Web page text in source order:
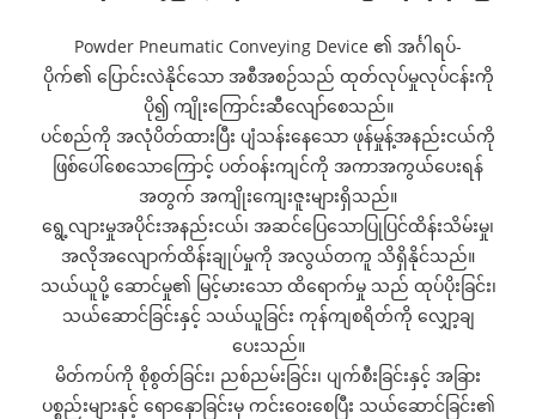
Powder Pneumatic Conveying Device ၏ အင်္ဂါရပ်-
ပိုက်၏ ပြောင်းလဲနိုင်သော အစီအစဉ်သည် ထုတ်လုပ်မှုလုပ်ငန်းကို
ပို၍ ကျိုးကြောင်းဆီလျော်စေသည်။
ပင်စည်ကို အလုံပိတ်ထားပြီး ပျံသန်းနေသော ဖုန်မှုန့်အနည်းငယ်ကို
ဖြစ်ပေါ်စေသောကြောင့် ပတ်ဝန်းကျင်ကို အကာအကွယ်ပေးရန်
အတွက် အကျိုးကျေးဇူးများရှိသည်။
ရွေ့လျားမှုအပိုင်းအနည်းငယ်၊ အဆင်ပြေသောပြုပြင်ထိန်းသိမ်းမှု၊
အလိုအလျောက်ထိန်းချုပ်မှုကို အလွယ်တကူ သိရှိနိုင်သည်။
သယ်ယူပို့ ဆောင်မှု၏ မြင့်မားသော ထိရောက်မှု သည် ထုပ်ပိုးခြင်း၊
သယ်ဆောင်ခြင်းနှင့် သယ်ယူခြင်း ကုန်ကျစရိတ်ကို လျှော့ချ
ပေးသည်။
မိတ်ကပ်ကို စိုစွတ်ခြင်း၊ ညစ်ညမ်းခြင်း၊ ပျက်စီးခြင်းနှင့် အခြား
ပစ္စည်းများနှင့် ရောနှောခြင်းမှ ကင်းဝေးစေပြီး သယ်ဆောင်ခြင်း၏